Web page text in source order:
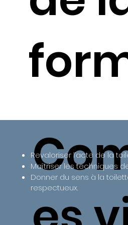
Revaloriser l’acte de la
Maîtriser les techniques
Donner du sens à la
respectueux.